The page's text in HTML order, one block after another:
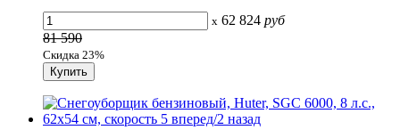
x 62 824 руб
81 590
Скидка 23%